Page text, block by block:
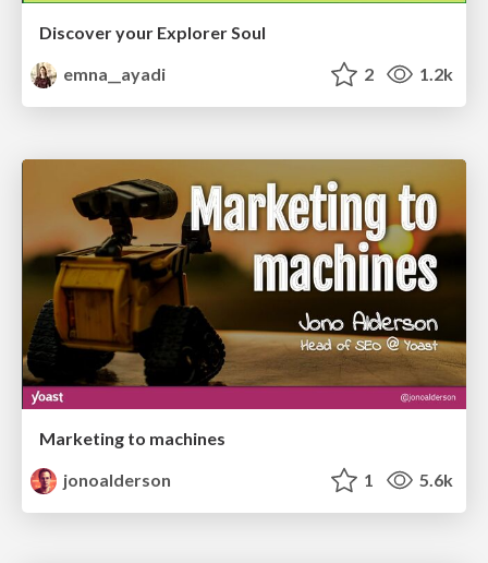
Discover your Explorer Soul
emna__ayadi
2 1.2k
Marketing to machines
jonoalderson
1 5.6k